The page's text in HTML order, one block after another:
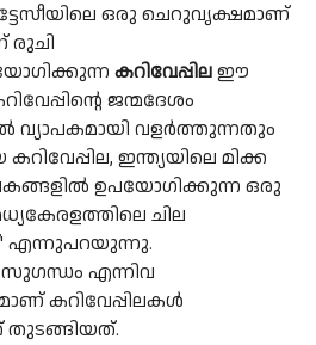
ഒരു ചെറുവൃക്ഷമാണ്
രുചി
കറിവേപ്പിലഈ
ജന്മദേശം
വ്യാപകമായി വളർത്തുന്നതും
ഇന്ത്യയിലെ മിക്ക
ഉപയോഗിക്കുന്ന ഒരു
ചില
എന്നുപറയുന്നു.
എന്നിവ
കറിവേപ്പിലകൾ